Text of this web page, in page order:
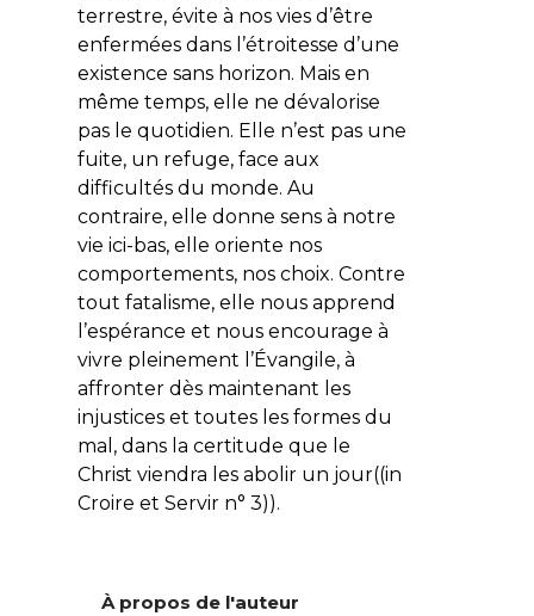
terrestre, évite à nos vies d’être
enfermées dans l’étroitesse d’une
existence sans horizon. Mais en
même temps, elle ne dévalorise
pas le quotidien. Elle n’est pas une
fuite, un refuge, face aux
difficultés du monde. Au
contraire, elle donne sens à notre
vie ici-bas, elle oriente nos
comportements, nos choix. Contre
tout fatalisme, elle nous apprend
l’espérance et nous encourage à
vivre pleinement l’Évangile, à
affronter dès maintenant les
injustices et toutes les formes du
mal, dans la certitude que le
Christ viendra les abolir un jour((in
Croire et Servir n° 3)).
À propos de l'auteur